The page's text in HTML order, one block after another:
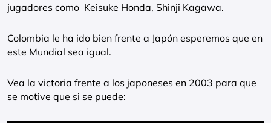
jugadores como Keisuke Honda, Shinji Kagawa.
Colombia le ha ido bien frente a Japón esperemos que en
este Mundial sea igual.
Vea la victoria frente a los japoneses en 2003 para que
se motive que si se puede: